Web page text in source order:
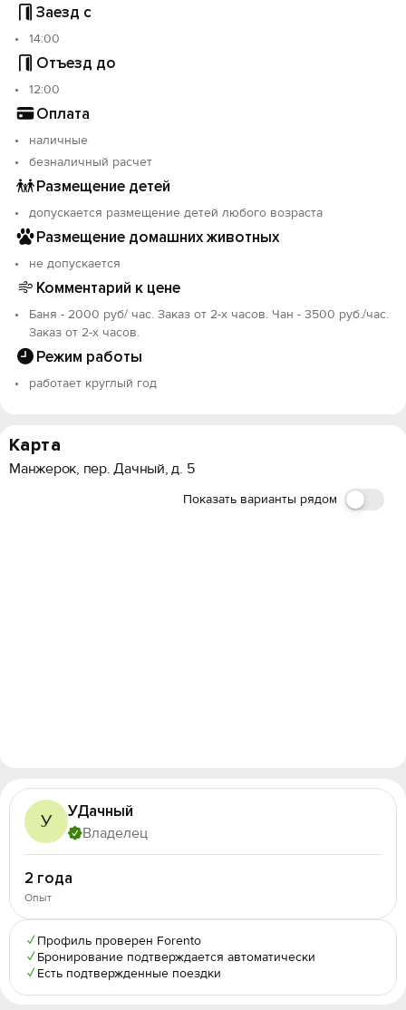
Заезд с
14:00
Отъезд до
12:00
Оплата
наличные
безналичный расчет
Размещение детей
допускается размещение детей любого возраста
Размещение домашних животных
не допускается
Комментарий к цене
Баня - 2000 руб/ час. Заказ от 2-х часов. Чан - 3500 руб./час.
Заказ от 2-х часов.
Режим работы
работает круглый год
Карта
Манжерок, пер. Дачный, д. 5
Показать варианты рядом
У УДачный
Владелец
2 года
Опыт
✓ Профиль проверен Forento
✓ Бронирование подтверждается автоматически
✓ Есть подтвержденные поездки